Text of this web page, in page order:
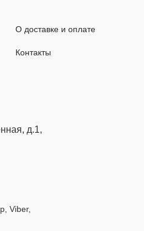
О доставке и оплате
Контакты
д.1,
Viber,